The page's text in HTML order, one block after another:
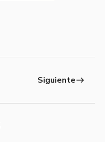
Siguienteeast